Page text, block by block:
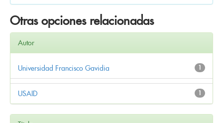
Otras opciones relacionadas
Autor
1
Universidad Francisco Gavidia
1
USAID